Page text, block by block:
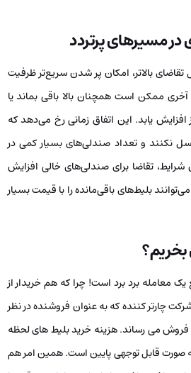
مسیرهای پرتردد
تقاضای بالاتر، امکان پر شدن سریع‌تر ظرفیت
ممکن است همچنان بالا باقی بماند یا
افزایش یابد. این اتفاق زمانی رخ می‌دهد که
نکنند و تعداد صندلی‌های بسیار کمی در
شرایط، تقاضا برای صندلی‌های خالی افزایش
بلیط‌های باقی‌مانده را با قیمت بسیار
معامله برد برد است! چرا که هم خریدار از
چارتر کننده که به‌ عنوان فروشنده در نظر
فروش می‌ رساند. هزینه خرید بلیط های لحظه
صورت قابل‌ توجهی پایین است. همین امر هم